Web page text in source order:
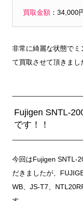
買取金額：34,000
非常に綺麗な状態で
て買取させて頂きまし
Fujigen SNTL-
です！！
今回はFujigen SNTL-
だきましたが、
WB、JS-T7、